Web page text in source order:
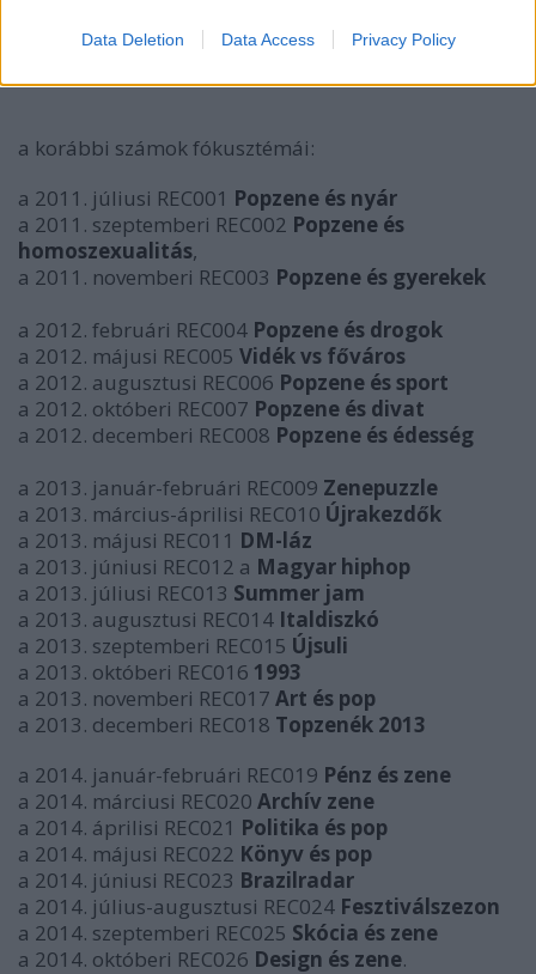
Data Deletion Data Access Privacy Policy
új lapszámitt megrendelhető , és már elő is
a korábbi számok fókusztémái:
a 2011. júliusi REC001 Popzene és nyár
a 2011. szeptemberi REC002 Popzene és
homoszexualitás,
a 2011. novemberi REC003 Popzene és gyerekek
a 2012. februári REC004 Popzene és drogok
a 2012. májusi REC005 Vidék vs főváros
a 2012. augusztusi REC006 Popzene és sport
a 2012. októberi REC007 Popzene és divat
a 2012. decemberi REC008 Popzene és édesség
a 2013. január-februári REC009 Zenepuzzle
a 2013. március-áprilisi REC010 Újrakezdők
a 2013. májusi REC011 DM-láz
a 2013. júniusi REC012 a Magyar hiphop
a 2013. júliusi REC013 Summer jam
a 2013. augusztusi REC014 Italdiszkó
a 2013. szeptemberi REC015 Újsuli
a 2013. októberi REC016 1993
a 2013. novemberi REC017 Art és pop
a 2013. decemberi REC018 Topzenék 2013
a 2014. január-februári REC019 Pénz és zene
a 2014. márciusi REC020 Archív zene
a 2014. áprilisi REC021 Politika és pop
a 2014. májusi REC022 Könyv és pop
a 2014. júniusi REC023 Brazilradar
a 2014. július-augusztusi REC024 Fesztiválszezon
a 2014. szeptemberi REC025 Skócia és zene
a 2014. októberi REC026 Design és zene.